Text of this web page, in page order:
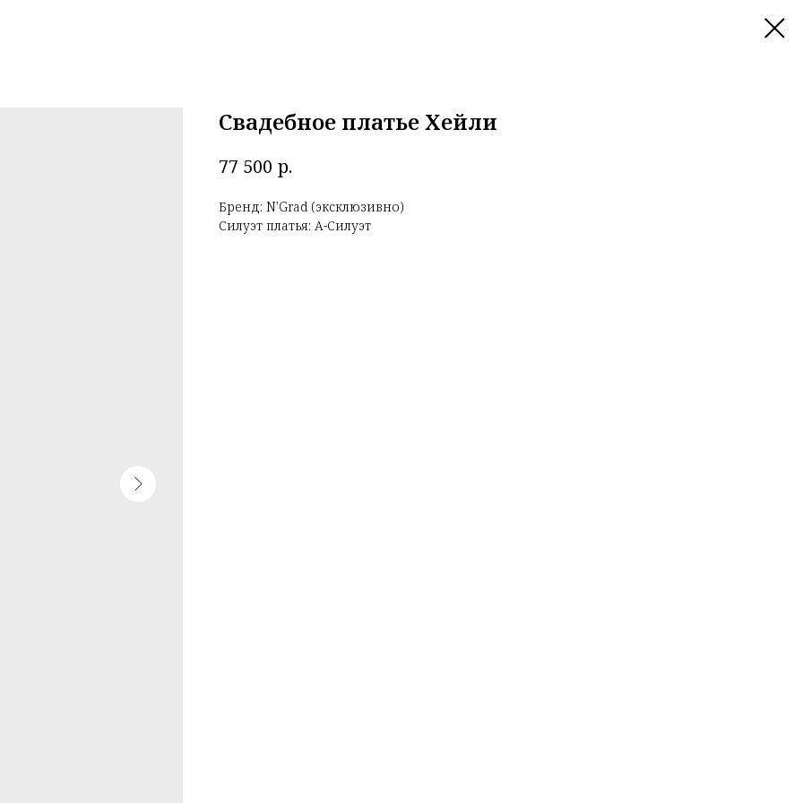
Свадебное платье Хейли
77 500 р.
Бренд: N'Grad (эксклюзивно)
Силуэт платья: А-Силуэт